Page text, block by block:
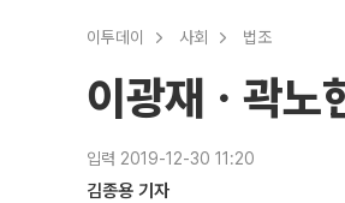
이투데이 사회 법조
이광재ㆍ곽노
입력 2019-12-30 11:20
김종용 기자